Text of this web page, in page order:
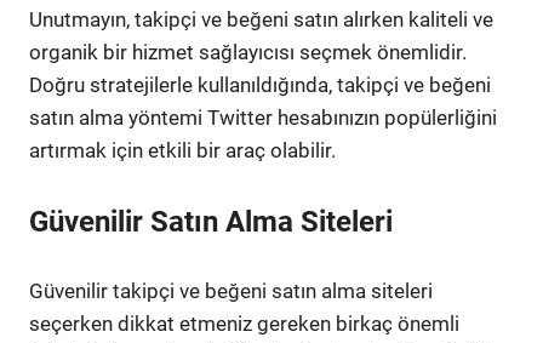
Unutmayın, takipçi ve beğeni satın alırken kaliteli ve
organik bir hizmet sağlayıcısı seçmek önemlidir.
Doğru stratejilerle kullanıldığında, takipçi ve beğeni
satın alma yöntemi Twitter hesabınızın popülerliğini
artırmak için etkili bir araç olabilir.
Güvenilir Satın Alma Siteleri
Güvenilir takipçi ve beğeni satın alma siteleri
seçerken dikkat etmeniz gereken birkaç önemli